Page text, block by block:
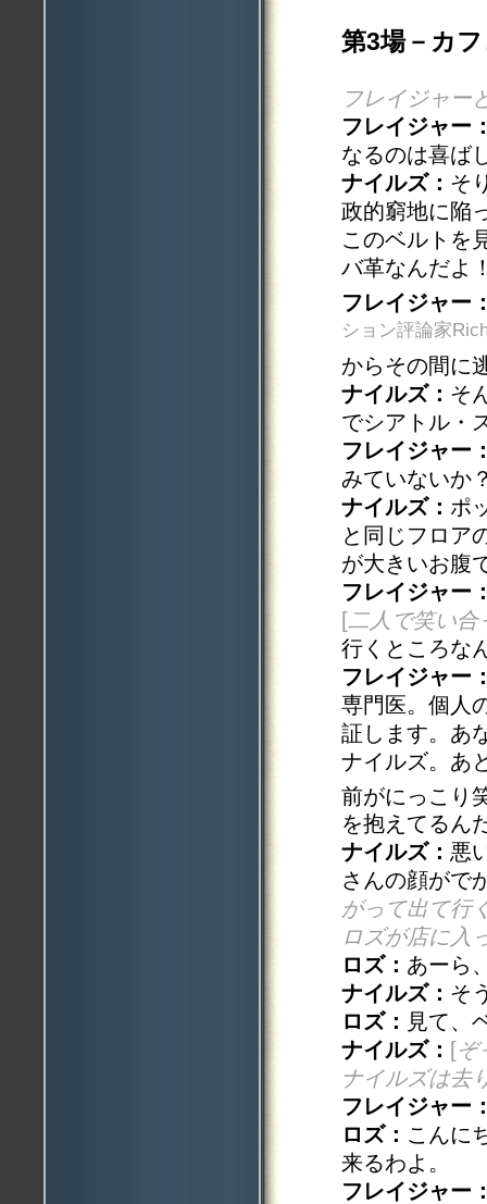
第3場－カ
フレイジャー
フレイジャー
なるのは喜ば
ナイルズ： そ
政的窮地に陥
このベルトを
バ革なんだよ
フレイジャー
ション評論家
からその間に
ナイルズ： そ
でシアトル・
フレイジャー
みていないか
ナイルズ： ポ
と同じフロア
が大きいお腹
フレイジャー
[二人で笑い合
行くところな
フレイジャー
専門医。個人
証します。あ
ナイルズ。あ
前がにっこり
を抱えてるん
ナイルズ： 悪
さんの顔がで
がって出て行
ロズが店に入
ロズ： あーら
ナイルズ： そ
ロズ： 見て、
ナイルズ： [ぞ
ナイルズは去
フレイジャー
ロズ： こんに
来るわよ。
フレイジャー